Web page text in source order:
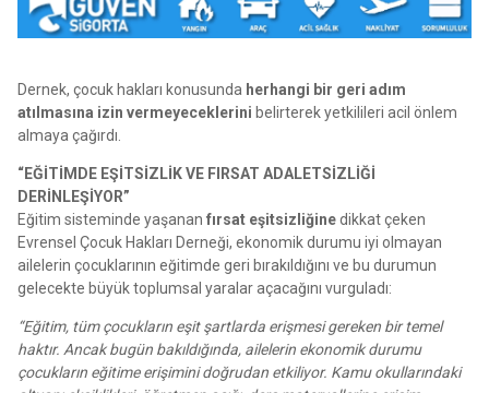
Dernek, çocuk hakları konusunda herhangi bir geri adım
atılmasına izin vermeyeceklerini belirterek yetkilileri acil önlem
almaya çağırdı.
“EĞİTİMDE EŞİTSİZLİK VE FIRSAT ADALETSİZLİĞİ
DERİNLEŞİYOR”
Eğitim sisteminde yaşanan fırsat eşitsizliğinedikkat çeken
Evrensel Çocuk Hakları Derneği, ekonomik durumu iyi olmayan
ailelerin çocuklarının eğitimde geri bırakıldığını ve bu durumun
gelecekte büyük toplumsal yaralar açacağını vurguladı:
“Eğitim, tüm çocukların eşit şartlarda erişmesi gereken bir temel
haktır. Ancak bugün bakıldığında, ailelerin ekonomik durumu
çocukların eğitime erişimini doğrudan etkiliyor. Kamu okullarındaki